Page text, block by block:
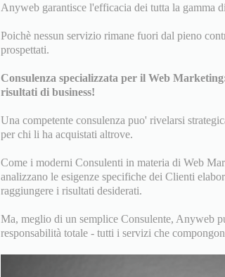
Anyweb garantisce l'efficacia dei tutta la gamma
Poichè nessun servizio rimane fuori dal pieno
prospettati.
Consulenza specializzata per il Web
risultati di business!
Una competente consulenza puo' rivelarsi
per chi li ha acquistati altrove.
Come i moderni Consulenti in materia di Web
analizzano le esigenze specifiche dei Clienti
raggiungere i risultati desiderati.
Ma, meglio di un semplice Consulente, Anyweb
responsabilità totale - tutti i servizi che